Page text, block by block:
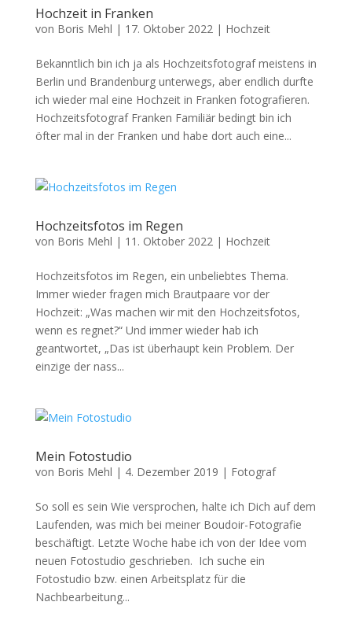
Hochzeit in Franken
von Boris Mehl | 17. Oktober 2022| Hochzeit
Bekanntlich bin ich ja als Hochzeitsfotograf meistens in
Berlin und Brandenburg unterwegs, aber endlich durfte
ich wieder mal eine Hochzeit in Franken fotografieren.
Hochzeitsfotograf Franken Familiär bedingt bin ich
öfter mal in der Franken und habe dort auch eine...
Hochzeitsfotos im Regen
von Boris Mehl | 11. Oktober 2022| Hochzeit
Hochzeitsfotos im Regen, ein unbeliebtes Thema.
Immer wieder fragen mich Brautpaare vor der
Hochzeit: „Was machen wir mit den Hochzeitsfotos,
wenn es regnet?“ Und immer wieder hab ich
geantwortet, „Das ist überhaupt kein Problem. Der
einzige der nass...
Mein Fotostudio
von Boris Mehl | 4. Dezember 2019 | Fotograf
So soll es sein Wie versprochen, halte ich Dich auf dem
Laufenden, was mich bei meiner Boudoir-Fotografie
beschäftigt. Letzte Woche habe ich von der Idee vom
neuen Fotostudio geschrieben. Ich suche ein
Fotostudio bzw. einen Arbeitsplatz für die
Nachbearbeitung...